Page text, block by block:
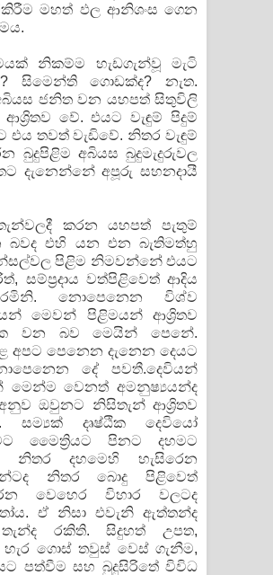
මහත් ඵල ආනිශංස ගෙන
නිකම්ම හැඩගැන්වූ මැටි
සිමෙන්ති ගොඩක්ද? නැත.
ජනිත වන යහපත් සිතුවිලි
ආශ්‍රිතව වේ. එයට වැඳුම් පිදුම්
එය තවත් වැඩිවේ. නිතර වැඳුම්
බුදුපිළිම අබියස බුදුමැදුරුවල
දැනෙන්නේ අපූරු සහනදායී
කරන යහපත් පැතුම්
බවද එහි යන එන බැතිමත්හු
පිළිම නිමවන්නේ එයට
සම්ප්‍රදාය වත්පිළිවෙත් ආදිය
නොපෙනෙන විශ්ව
මෙවන් පිළිමයන් ආශ්‍රිතව
වන බව මෙයින් පෙනේ.
අපට පෙනෙන දැනෙන දෙයට
දේ පවතී.දෙවියන්
මෙන්ම වෙනත් අමනුෂ්‍යයන්ද
ඔවුනට නිසිතැන් ආශ්‍රිතව
සම්‍යක් දෘෂ්ඨික දෙවියෝ
මෛත්‍රියට පිනට දහමට
නිතර දහමෙහි හැසිරෙන
නිතර බොදු පිළිවෙත්
වෙහෙර විහාර වලටද
ඒ නිසා එවැනි ඇත්තන්ද
රකිති. සිදුහත් උපත,
ගොස් තවුස් වෙස් ගැනීම,
පත්වීම සහ බුදුසිරිතේ විවිධ